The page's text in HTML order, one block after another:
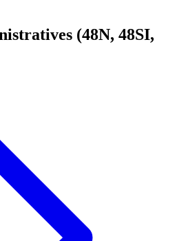
(48N, 48SI,